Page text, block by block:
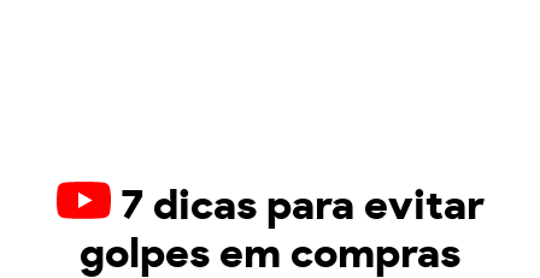
7 dicas para evitar
golpes em compras